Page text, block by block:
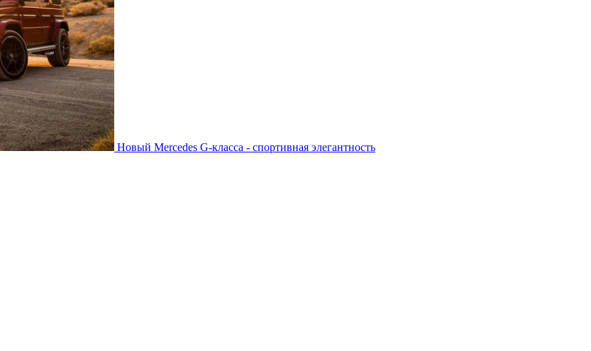
Новый Mercedes G-класса - спортивная элегантность